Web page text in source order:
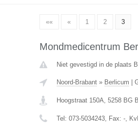
«« « 1 2 3
Mondmedicentrum
Niet gevestigd in de plaats
Noord-Brabant» Berlicum
Hoogstraat 150A, 5258 BG
Tel: 073-5034243, Fax: -,